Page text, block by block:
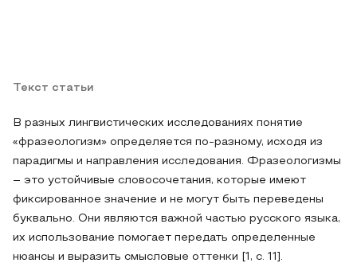
Текст статьи
В разных лингвистических исследованиях понятие
«фразеологизм» определяется по-разному, исходя из
парадигмы и направления исследования. Фразеологизмы
– это устойчивые словосочетания, которые имеют
фиксированное значение и не могут быть переведены
буквально. Они являются важной частью русского языка,
их использование помогает передать определенные
нюансы и выразить смысловые оттенки [1, с. 11].